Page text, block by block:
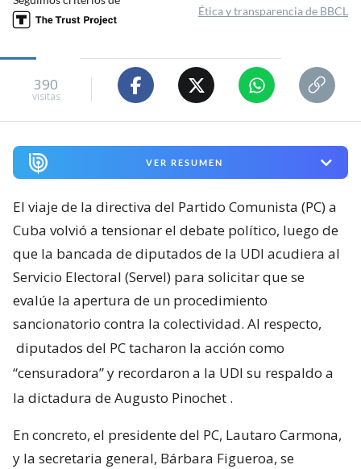
Ética y transparencia de BBCL
390
visitas
VER RESUMEN
El viaje de la directiva del Partido Comunista (PC) a
Cuba volvió a tensionar el debate político, luego de
que la bancada de diputados de la UDI acudiera al
Servicio Electoral (Servel) para solicitar que se
evalúe la apertura de un procedimiento
sancionatorio contra la colectividad. Al respecto,
diputados del PC tacharon la acción como
“censuradora” y recordaron a la UDI su respaldo a
la dictadura de Augusto Pinochet .
En concreto, el presidente del PC, Lautaro Carmona,
y la secretaria general, Bárbara Figueroa, se